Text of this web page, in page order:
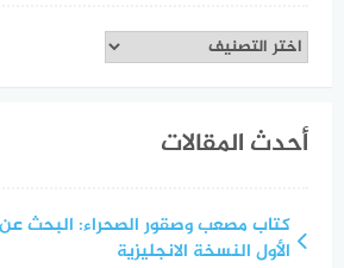
تصنيفات
أحدث المقالات
كتاب مصعب وصقور الصحراء: البحث عن
الأول النسخة الانجليزية